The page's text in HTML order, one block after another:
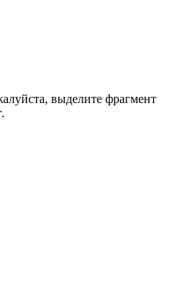
выделите фрагмент
.